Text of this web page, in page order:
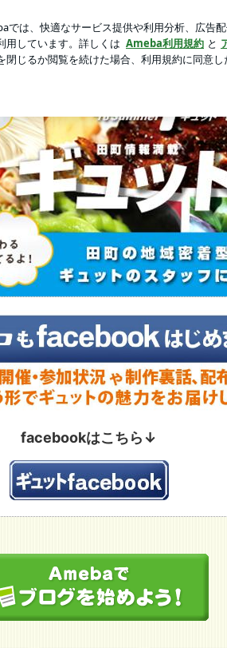
けど悩むタイミング
facebookはこちら↓